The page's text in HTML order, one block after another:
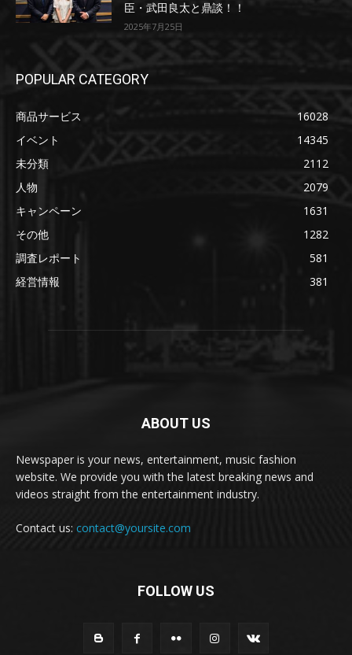
臣・武田良太と鼎談！！
2025年7月25日
POPULAR CATEGORY
商品サービス
16028
イベント
14345
未分類
2112
人物
2079
キャンペーン
1631
その他
1282
調査レポート
581
経営情報
381
ABOUT US
Newspaper is your news, entertainment, music fashion
website. We provide you with the latest breaking news and
videos straight from the entertainment industry.
Contact us: contact@yoursite.com
FOLLOW US